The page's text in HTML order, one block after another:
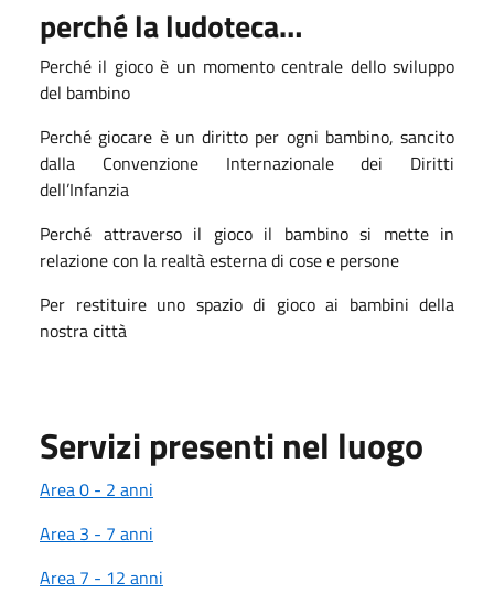
perché la ludoteca…
Perché il gioco è un momento centrale dello sviluppo
del bambino
Perché giocare è un diritto per ogni bambino, sancito
dalla Convenzione Internazionale dei Diritti
dell’Infanzia
Perché attraverso il gioco il bambino si mette in
relazione con la realtà esterna di cose e persone
Per restituire uno spazio di gioco ai bambini della
nostra città
Servizi presenti nel luogo
Area 0 - 2 anni
Area 3 - 7 anni
Area 7 - 12 anni